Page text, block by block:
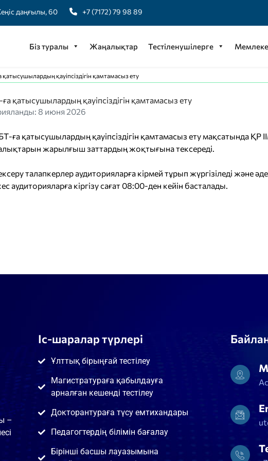
даңғылы, 60 +7 (7172) 79 98 89
Біз туралы Жаңалықтар Тестіленушілерге
қауіпсіздігін қамтамасыз ету
қатысушылардың қауіпсіздігін қамтамасыз ету
8 июня 2026
ға қатысушылардың қауіпсіздігін қамтамасыз ету мақсатында ҚР
жарылғыш заттардың жоқтығына тексереді.
талапкерлер аудиторияларға кірмей тұрып жүргізіледі және
аудиторияларға кіргізу сағат 08:00-ден кейін басталады.
–
Іс-шаралар түрлері
Ұлттық бірыңғай тестілеу
Магистратураға қабылдауға
арналған кешенді тестілеу
Докторантураға түсу емтихандары
Педагогтердің білімін бағалау
Бірінші басшы лауазымына